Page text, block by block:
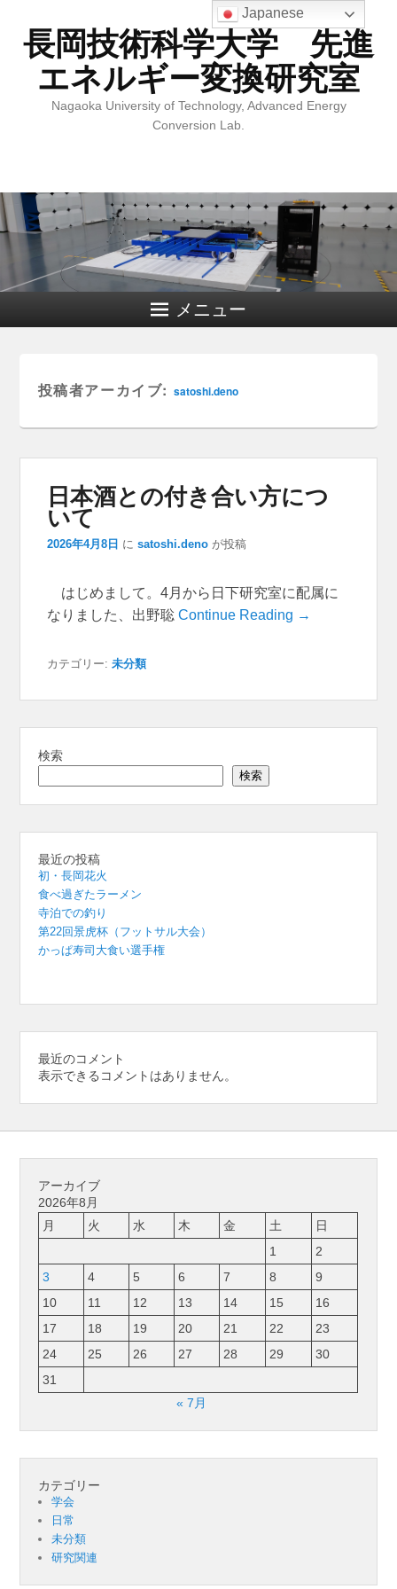
長岡技術科学大学 先進
エネルギー変換研究室
Nagaoka University of Technology, Advanced Energy
Conversion Lab.
メニュー
投稿者アーカイブ: satoshi.deno
日本酒との付き合い方につ
いて
2026年4月8日 に satoshi.deno が投稿
はじめまして。4月から日下研究室に配属に
なりました、出野聡Continue Reading →
カテゴリー: 未分類
検索
検索
最近の投稿
初・長岡花火
食べ過ぎたラーメン
寺泊での釣り
第22回景虎杯（フットサル大会）
かっぱ寿司大食い選手権
最近のコメント
表示できるコメントはありません。
アーカイブ
2026年8月
月
火 水 木 金 土
日
1
2
3
4 5 6 7 8
9
10
11 12 13 14 15
16
17
18 19 20 21 22
23
24
25 26 27 28 29
30
31
« 7月
カテゴリー
学会
日常
未分類
研究関連
Japanese